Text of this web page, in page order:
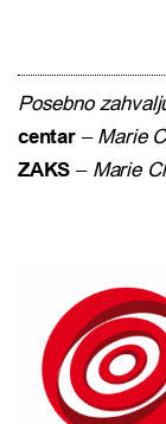
Posebno
centar– Marie
ZAKS – Marie